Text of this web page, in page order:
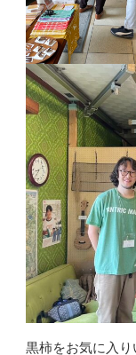
黒柿をお気に入